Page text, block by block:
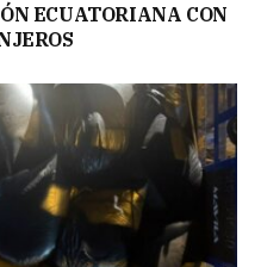
ECUATORIANA CON